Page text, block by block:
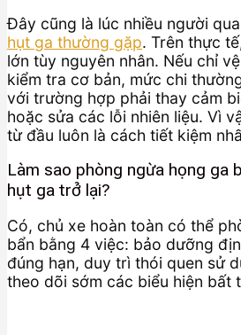
Đây cũng là lúc nhiều người
hụt ga thường gặp. Trên thực
lớn tùy nguyên nhân. Nếu chỉ
kiểm tra cơ bản, mức chi
với trường hợp phải thay cảm
hoặc sửa các lỗi nhiên liệu. Vì
từ đầu luôn là cách tiết kiệm
Làm sao phòng ngừa họng ga
hụt ga trở lại?
Có, chủ xe hoàn toàn có thể
bẩn bằng 4 việc: bảo dưỡng
đúng hạn, duy trì thói quen sử
theo dõi sớm các biểu hiện bất